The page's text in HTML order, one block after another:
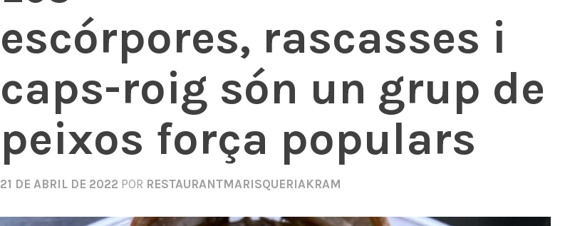
escórpores, rascasses i
caps-roig són un grup de
peixos força populars
21 DE ABRIL DE 2022 POR RESTAURANTMARISQUERIAKRAM